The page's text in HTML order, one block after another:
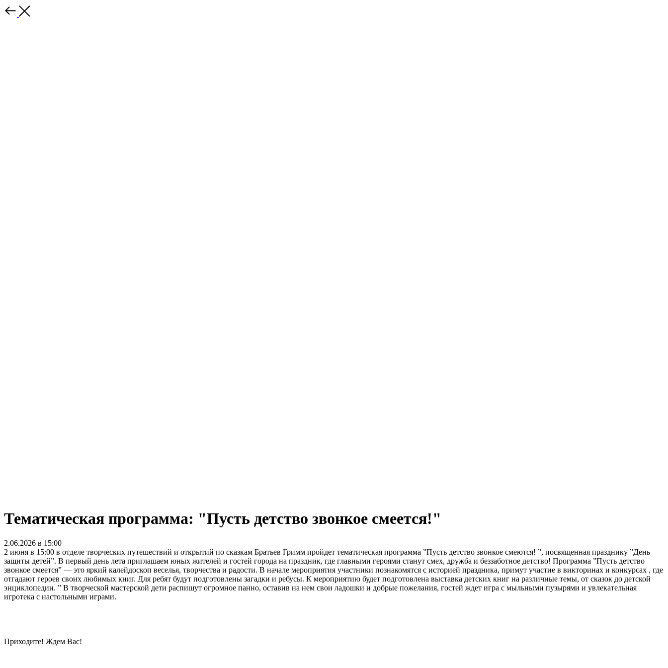
Тематическая программа: "Пусть детство звонкое смеется!"
2.06.2026 в 15:00
2 июня в 15:00 в отделе творческих путешествий и открытий по сказкам Братьев Гримм пройдет тематическая программа ”Пусть детство звонкое смеются! ”, посвященная празднику ”День
защиты детей”. В первый день лета приглашаем юных жителей и гостей города на праздник, где главными героями станут смех, дружба и беззаботное детство! Программа ”Пусть детство
звонкое смеется” — это яркий калейдоскоп веселья, творчества и радости. В начале мероприятия участники познакомятся с историей праздника, примут участие в викторинах и конкурсах , где
отгадают героев своих любимых книг. Для ребят будут подготовлены загадки и ребусы. К мероприятию будет подготовлена выставка детских книг на различные темы, от сказок до детской
энциклопедии. ” В творческой мастерской дети распишут огромное панно, оставив на нем свои ладошки и добрые пожелания, гостей ждет игра с мыльными пузырями и увлекательная
игротека с настольными играми.
Приходите! Ждем Вас!